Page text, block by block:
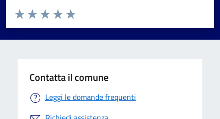
Valuta da 1 a 5 stelle la pagina
Valuta 5 stelle su 5
Valuta 4 stelle su 5
Valuta 3 stelle su 5
Valuta 2 stelle su 5
Valuta 1 stelle su 5
Contatta il comune
Leggi le domande frequenti